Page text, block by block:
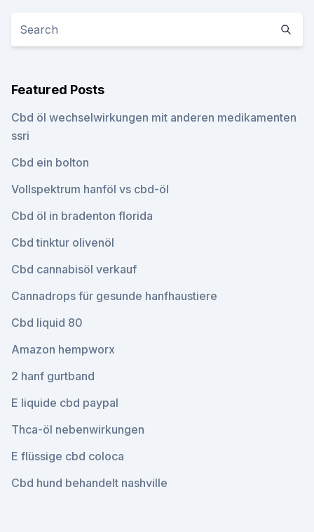
Featured Posts
Cbd öl wechselwirkungen mit anderen medikamenten
ssri
Cbd ein bolton
Vollspektrum hanföl vs cbd-öl
Cbd öl in bradenton florida
Cbd tinktur olivenöl
Cbd cannabisöl verkauf
Cannadrops für gesunde hanfhaustiere
Cbd liquid 80
Amazon hempworx
2 hanf gurtband
E liquide cbd paypal
Thca-öl nebenwirkungen
E flüssige cbd coloca
Cbd hund behandelt nashville